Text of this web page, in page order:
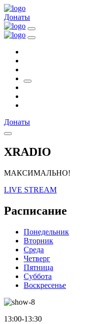
Донаты
Донаты
XRADIO
МАКСИМАЛЬНО!
LIVE STREAM
Расписание
Понедельник
Вторник
Среда
Четверг
Пятница
Суббота
Воскресенье
13:00-13:30